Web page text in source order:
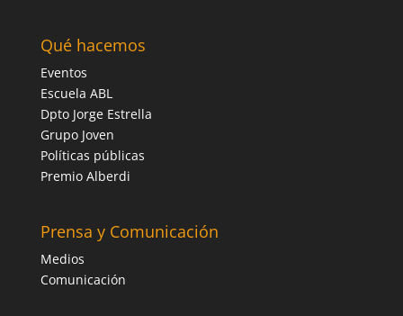
Qué hacemos
Eventos
Escuela ABL
Dpto Jorge Estrella
Grupo Joven
Políticas públicas
Premio Alberdi
Prensa y Comunicación
Medios
Comunicación